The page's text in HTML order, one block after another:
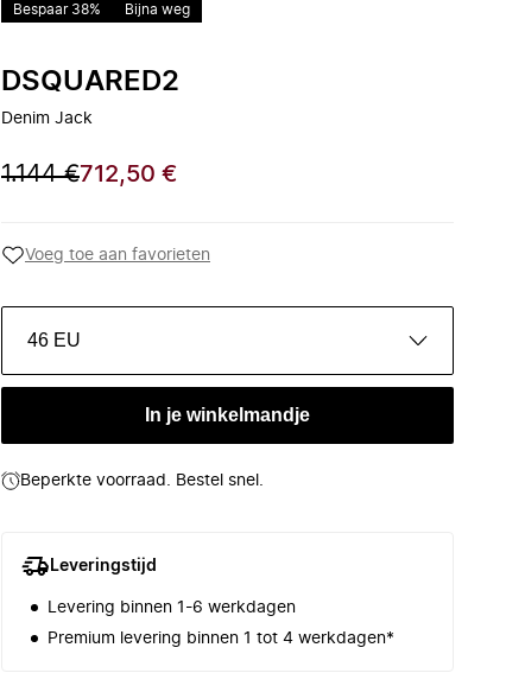
Bespaar 38% Bijna weg
DSQUARED2
Denim Jack
1.144 €712,50 €
Voeg toe aan favorieten
46 EU
In je winkelmandje
Beperkte voorraad. Bestel snel.
Leveringstijd
Levering binnen 1-6 werkdagen
Premium levering binnen 1 tot 4 werkdagen*